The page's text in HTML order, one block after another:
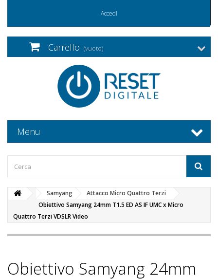
Accedi
Carrello (vuoto)
Menu
Samyang
Attacco Micro Quattro Terzi
Obiettivo Samyang 24mm T1.5 ED AS IF UMC x Micro
Quattro Terzi VDSLR Video
Obiettivo Samyang 24mm